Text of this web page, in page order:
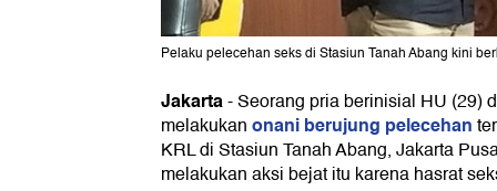
Pelaku pelecehan seks di Stasiun Tanah Abang kini
Jakarta-Seorang pria berinisial HU (29)
melakukanonani berujung pelecehan
KRL di Stasiun Tanah Abang, Jakarta
melakukan aksi bejat itu karena hasrat